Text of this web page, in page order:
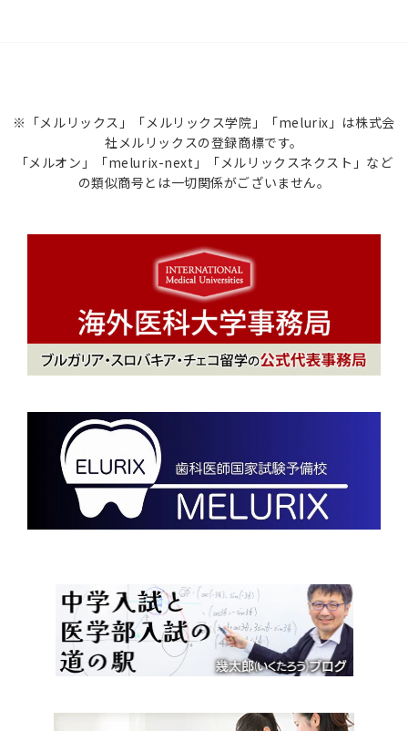
※「メルリックス」「メルリックス学院」「melurix」は株式会
社メルリックスの登録商標です。
「メルオン」「melurix-next」「メルリックスネクスト」など
の類似商号とは一切関係がございません。